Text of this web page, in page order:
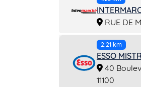
RUE DE
2.21 km
ESSO
40
11100